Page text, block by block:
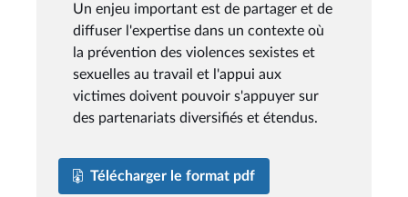
Un enjeu important est de partager et de
diffuser l'expertise dans un contexte où
la prévention des violences sexistes et
sexuelles au travail et l'appui aux
victimes doivent pouvoir s'appuyer sur
des partenariats diversifiés et étendus.
Télécharger le format pdf